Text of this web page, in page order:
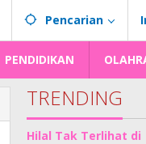
Pencarian
PENDIDIKAN
TRENDING
Hilal Tak Terlihat di